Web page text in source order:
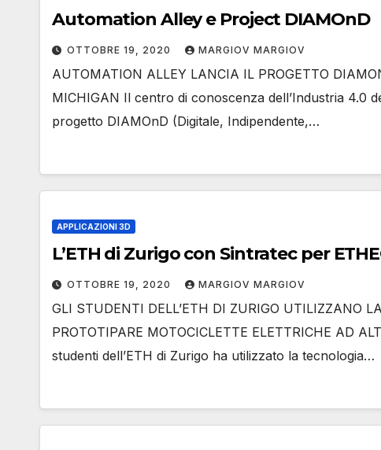
Automation Alley e Project DIAMOnD
OTTOBRE 19, 2020 MARGIOV MARGIOV
AUTOMATION ALLEY LANCIA IL PROGETTO
MICHIGAN Il centro di conoscenza dell’Industria 4.0
progetto DIAMOnD (Digitale, Indipendente,…
APPLICAZIONI 3D
L’ETH di Zurigo
OTTOBRE 19, 2020 MARGIOV MARGIOV
GLI STUDENTI DELL’ETH DI ZURIGO UTILIZZANO
PROTOTIPARE MOTOCICLETTE ELETTRICHE AD
studenti dell’ETH di Zurigo ha utilizzato la tecnologia…